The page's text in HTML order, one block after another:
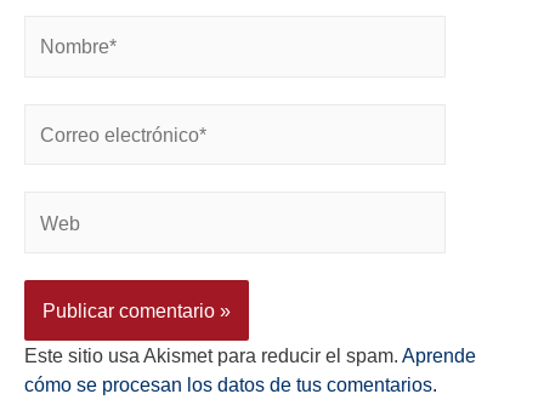
Este sitio usa Akismet para reducir el spam. Aprende
cómo se procesan los datos de tus comentarios.